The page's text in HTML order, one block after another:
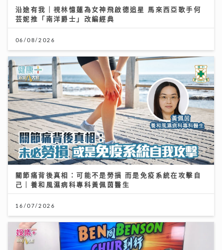
沿途有我｜視林憶蓮為女神飛啟德追星 馬來西亞歌手何
芸妮推「南洋爵士」改編經典
06/08/2026
關節痛背後真相：可能不是勞損 而是免疫系統在攻擊自
己｜養和風濕病科專科黃佩茵醫生
16/07/2026